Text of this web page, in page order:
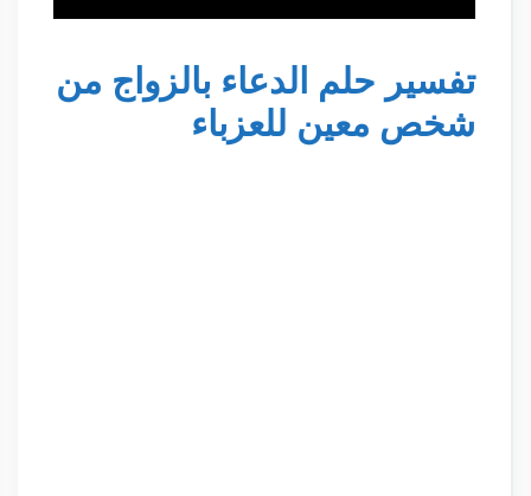
تفسير حلم الدعاء بالزواج من
شخص معين للعزباء